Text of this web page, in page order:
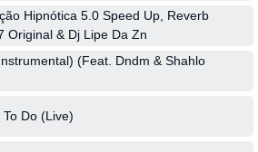
Hipnótica 5.0 Speed Up, Reverb
Original & Dj Lipe Da Zn
(Feat. Dndm & Shahlo
Do (Live)